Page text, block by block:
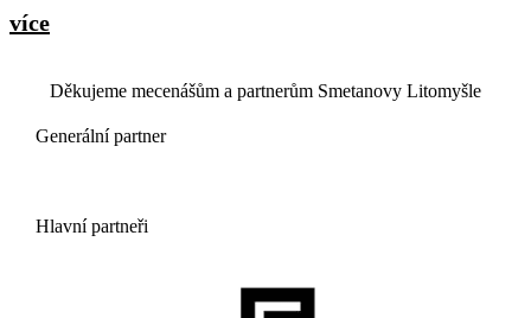
více
Děkujeme mecenášům a partnerům Smetanovy Litomyšle
Generální partner
Hlavní partneři